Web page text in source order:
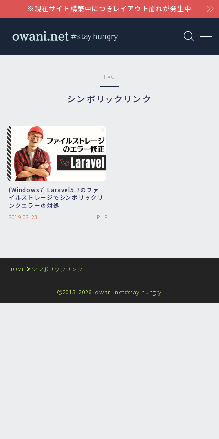
※現在サイト構築中につきレイアウト崩れが発生中
MENU
Notion
Claude
TAG
シンボリックリンク
(Windows7) Laravel5.7のファ
イルストレージでシンボリックリ
ンクエラーの対処
2019.02.23 PHP
HOME シンボリックリンク
2015–2026 owani.net#stay.hungry